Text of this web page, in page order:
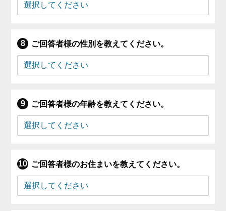
ご回答者様の性別を教えてください。
ご回答者様の年齢を教えてください。
ご回答者様のお住まいを教えてください。